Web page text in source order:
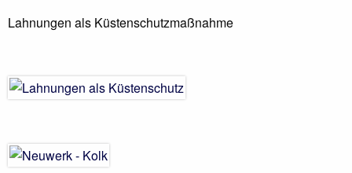
Lahnungen als Küstenschutzmaßnahme